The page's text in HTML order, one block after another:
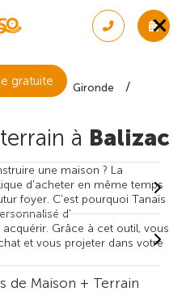
gratuite
+ terrain
Gironde
à Balizac
une maison ? La
d'acheter en même temps
foyer. C'est pourquoi Tanaïs
d'
acquérir. Grâce à cet outil, vous
et vous projeter dans votre
de Maison + Terrain